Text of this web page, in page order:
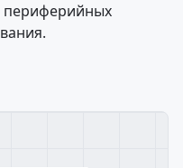
периферийных